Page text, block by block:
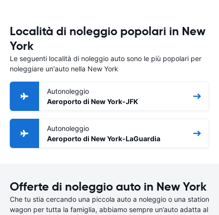
Località di noleggio popolari in New
York
Le seguenti località di noleggio auto sono le più popolari per
noleggiare un'auto nella New York
Autonoleggio
Aeroporto di New York-JFK
Autonoleggio
Aeroporto di New York-LaGuardia
Offerte di noleggio auto in New York
Che tu stia cercando una piccola auto a noleggio o una station
wagon per tutta la famiglia, abbiamo sempre un’auto adatta al